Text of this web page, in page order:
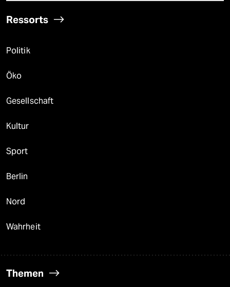
Ressorts
Politik
Öko
Gesellschaft
Kultur
Sport
Berlin
Nord
Wahrheit
Themen